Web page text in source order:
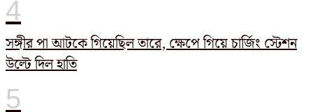
সঙ্গীর পা আটকে গিয়েছিল তারে, ক্ষেপে গিয়ে চার্জিং স্টেশন
উল্টে দিল হাতি